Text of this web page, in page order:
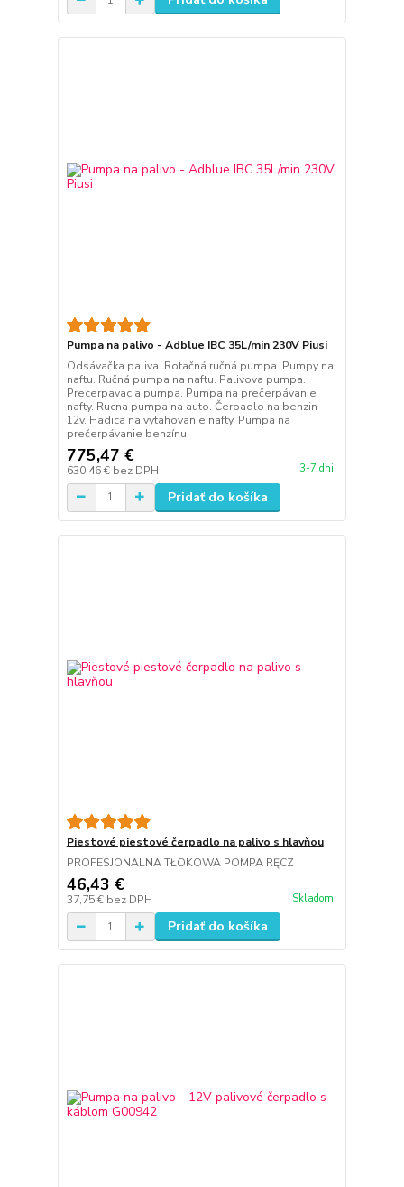
Pumpa na palivo - Adblue IBC 35L/min 230V Piusi
Odsávačka paliva. Rotačná ručná pumpa. Pumpy na
naftu. Ručná pumpa na naftu. Palivova pumpa.
Precerpavacia pumpa. Pumpa na prečerpávanie
nafty. Rucna pumpa na auto. Čerpadlo na benzin
12v. Hadica na vytahovanie nafty. Pumpa na
prečerpávanie benzínu
775,47 €
630,46 € bez DPH 3-7 dni
Pridať do košíka
Piestové piestové čerpadlo na palivo s hlavňou
PROFESJONALNA TŁOKOWA POMPA RĘCZ
46,43 €
37,75 € bez DPH Skladom
Pridať do košíka